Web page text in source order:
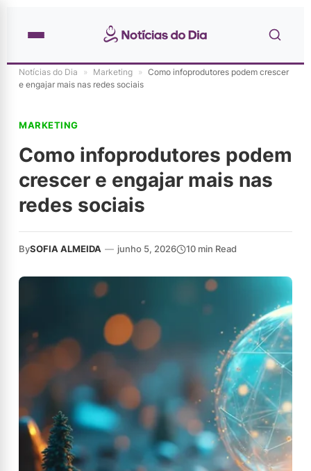
Notícias do Dia » Marketing » Como infoprodutores podem crescer
e engajar mais nas redes sociais
MARKETING
Como infoprodutores podem
crescer e engajar mais nas
redes sociais
BySOFIA ALMEIDA — junho 5, 2026 10 min Read